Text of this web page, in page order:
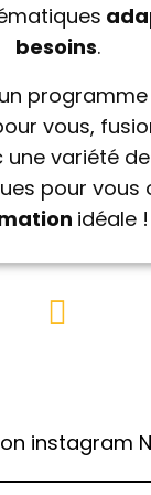
besoins.
vous,
une variété
pour vous
idéale !